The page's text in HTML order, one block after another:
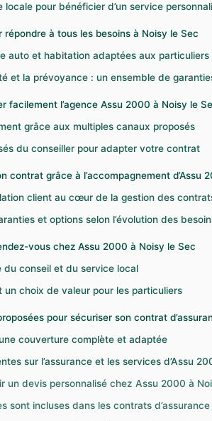
locale pour bénéficier d’un service
à tous les besoins à Noisy le Sec
auto et habitation adaptées aux particuliers
et la prévoyance : un ensemble de
facilement l’agence Assu 2000 à Noisy le
grâce aux multiples canaux proposés
du conseiller pour adapter votre contrat
contrat grâce à l’accompagnement d’Assu
client au cœur de la gestion des
et options selon l’évolution des
vous chez Assu 2000 à Noisy le Sec
du conseil et du service local
un choix de valeur pour les particuliers
pour sécuriser son contrat
couverture complète et adaptée
sur l’assurance et les services d’Assu
un devis personnalisé chez Assu 2000 à
sont incluses dans les contrats d’assurance